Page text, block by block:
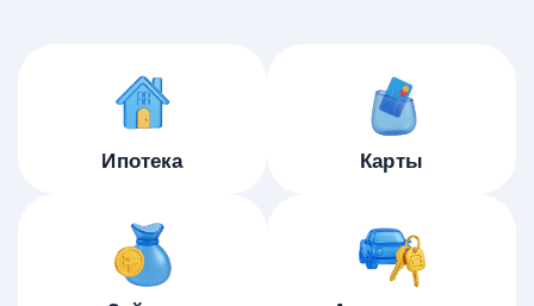
Ипотека Карты